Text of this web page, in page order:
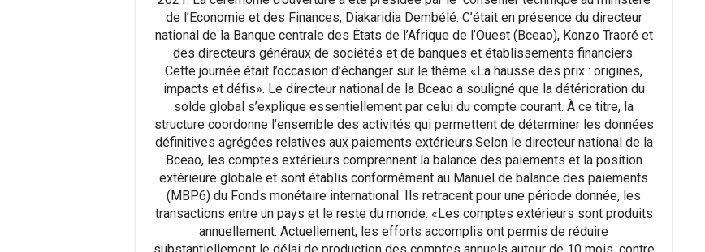
de l’Economie et des Finances, Diakaridia Dembélé. C’était en présence du directeur
national de la Banque centrale des États de l’Afrique de l’Ouest (Bceao), Konzo Traoré et
des directeurs généraux de sociétés et de banques et établissements financiers.
Cette journée était l’occasion d’échanger sur le thème «La hausse des prix : origines,
impacts et défis». Le directeur national de la Bceao a souligné que la détérioration du
solde global s’explique essentiellement par celui du compte courant. À ce titre, la
structure coordonne l’ensemble des activités qui permettent de déterminer les données
définitives agrégées relatives aux paiements extérieurs.Selon le directeur national de la
Bceao, les comptes extérieurs comprennent la balance des paiements et la position
extérieure globale et sont établis conformément au Manuel de balance des paiements
(MBP6) du Fonds monétaire international. Ils retracent pour une période donnée, les
transactions entre un pays et le reste du monde. «Les comptes extérieurs sont produits
annuellement. Actuellement, les efforts accomplis ont permis de réduire
substantiellement le délai de production des comptes annuels autour de 10 mois, contre